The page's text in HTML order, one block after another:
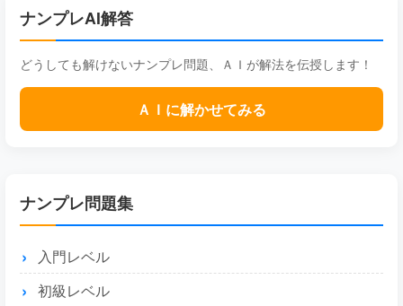
ナンプレAI解答
どうしても解けないナンプレ問題、ＡＩが解法を伝授します！
ＡＩに解かせてみる
ナンプレ問題集
入門レベル
初級レベル